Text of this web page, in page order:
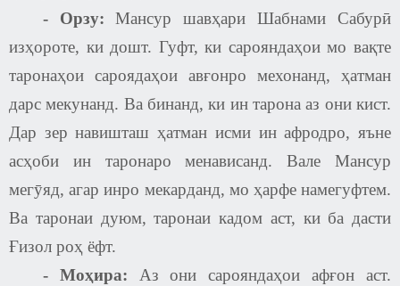
-
Орзу: Мансур шавҳари Шабнами Сабурӣ
изҳороте, ки дошт. Гуфт, ки сарояндаҳои мо вақте
таронаҳои сароядаҳои авғонро мехонанд, ҳатман
дарс мекунанд. Ва бинанд, ки ин тарона аз они кист.
Дар зер навишташ ҳатман исми ин афродро, яъне
асҳоби ин таронаро менависанд. Вале Мансур
мегӯяд, агар инро мекарданд, мо ҳарфе намегуфтем.
Ва таронаи дуюм, таронаи кадом аст, ки ба дасти
Ғизол роҳ ёфт.
- Моҳира: Аз они сарояндаҳои афғон аст.